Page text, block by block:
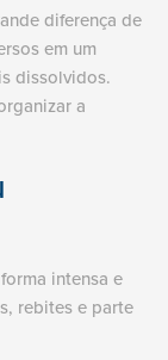
diferença de
em um
dissolvidos.
a
intensa e
rebites e parte